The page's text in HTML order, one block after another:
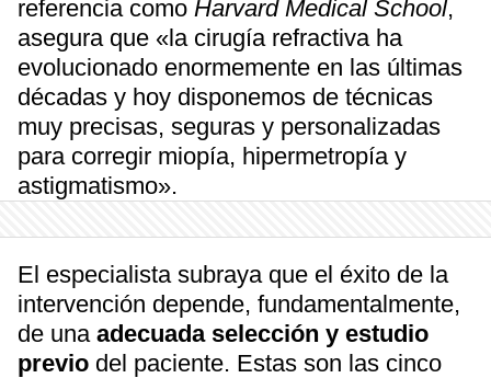
referencia como Harvard Medical School,
asegura que «la cirugía refractiva ha
evolucionado enormemente en las últimas
décadas y hoy disponemos de técnicas
muy precisas, seguras y personalizadas
para corregir miopía, hipermetropía y
astigmatismo».
El especialista subraya que el éxito de la
intervención depende, fundamentalmente,
de una adecuada selección y estudio
previo del paciente. Estas son las cinco